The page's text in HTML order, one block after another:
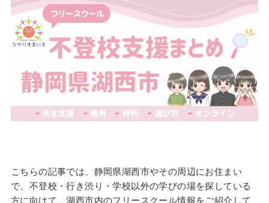
こちらの記事では、静岡県湖西市やその周辺にお住まい
で、不登校・行き渋り・学校以外の学びの場を探している
方に向けて、湖西市内のフリースクール情報をご紹介して